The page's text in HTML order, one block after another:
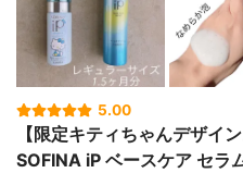
5.00
【限定キティちゃんデザイ
SOFINA iP ベースケア セラ